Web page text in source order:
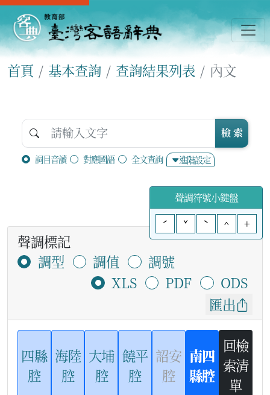
首頁 基本查詢 查詢結果列表 內文
詞目音讀 對應國語 全文查詢 進階設定
檢 索
聲調符號小鍵盤
ˊ
ˇ ˋ ^ +
聲調標記
調型
調值
調號
XLS
PDF
ODS
匯出
四縣
腔
海陸
腔
大埔
腔
饒平
腔
詔安
腔
南四
縣腔
回檢
索清
單